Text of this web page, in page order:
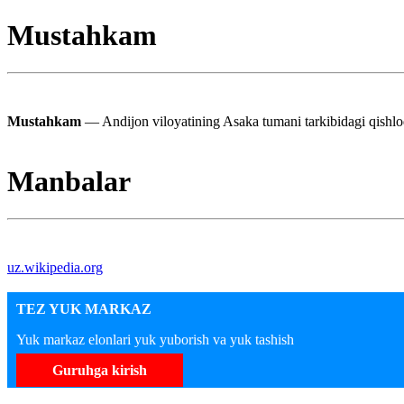
Mustahkam
Mustahkam — Andijon viloyatining Asaka tumani tarkibidagi
Manbalar
uz.wikipedia.org
TEZ YUK MARKAZ
Yuk markaz elonlari yuk yuborish va yuk tashish
Guruhga kirish